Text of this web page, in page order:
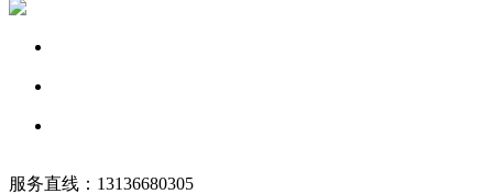
服务直线：13136680305